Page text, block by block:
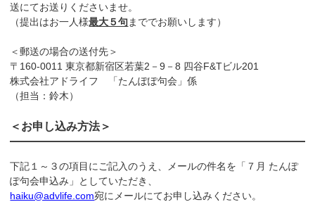
送にてお送りくださいませ。
（提出はお一人様最大５句 まででお願いします）
＜郵送の場合の送付先＞
〒160-0011 東京都新宿区若葉2－9－8 四谷F&Tビル201
株式会社アドライフ 「たんぽぽ句会」係
（担当：鈴木）
＜お申し込み方法＞
下記１～３の項目にご記入のうえ、メールの件名を「７月 たんぽ
ぽ句会申込み」としていただき、
haiku@advlife.com宛にメールにてお申し込みください。